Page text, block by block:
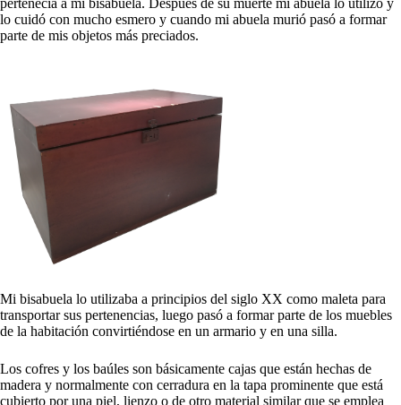
pertenecía a mi bisabuela. Después de su muerte mi abuela lo utilizó y
lo cuidó con mucho esmero y cuando mi abuela murió pasó a formar
parte de mis objetos más preciados.
Mi bisabuela lo utilizaba a principios del siglo XX como maleta para
transportar sus pertenencias, luego pasó a formar parte de los muebles
de la habitación convirtiéndose en un armario y en una silla.
Los cofres y los baúles son básicamente cajas que están hechas de
madera y normalmente con cerradura en la tapa prominente que está
cubierto por una piel, lienzo o de otro material similar que se emplea